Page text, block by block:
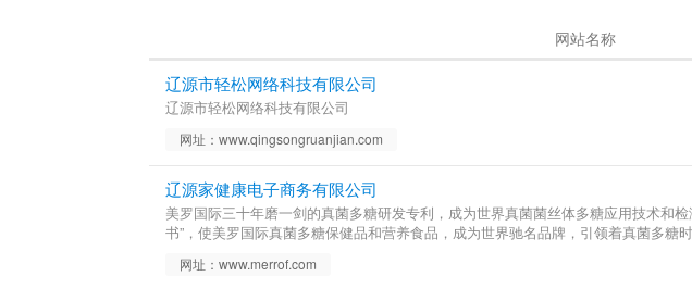
网站名称
辽源市轻松网络科技有限公司
辽源市轻松网络科技有限公司
网址：www.qingsongruanjian.com
辽源家健康电子商务有限公司
美罗国际三十年磨一剑的真菌多糖研发专利，成为世界真菌菌丝体多糖应用技术和
书”，使美罗国际真菌多糖保健品和营养食品，成为世界驰名品牌，引领着真菌多糖
网址：www.merrof.com